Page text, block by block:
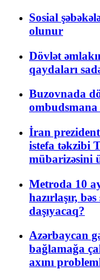
Sosial
olunur
Dövlət
qaydaları
Buzovnada
ombudsmana
İran
istefa təkzibi
mübarizəsini
Metroda 10
hazırlaşır,
daşıyacaq?
Azərbaycan
bağlamağa
axını